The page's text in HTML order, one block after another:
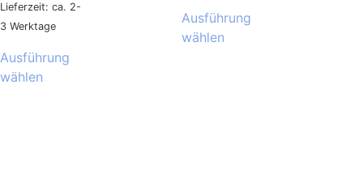
Lieferzeit: ca. 2-
3 Werktage
Ausführung
wählen
Ausführung
wählen